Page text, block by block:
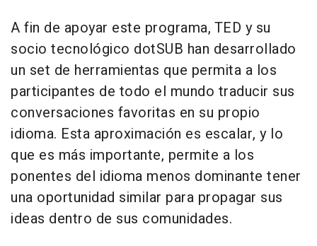
A fin de apoyar este programa, TED y su
socio tecnológico dotSUB han desarrollado
un set de herramientas que permita a los
participantes de todo el mundo traducir sus
conversaciones favoritas en su propio
idioma. Esta aproximación es escalar, y lo
que es más importante, permite a los
ponentes del idioma menos dominante tener
una oportunidad similar para propagar sus
ideas dentro de sus comunidades.